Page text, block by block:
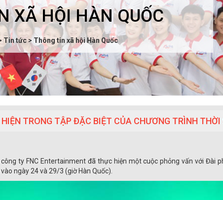
XÃ HỘI HÀN QUỐC
Tin tức > Thông tin xã hội Hàn Quốc
TRONG TẬP ĐẶC BIỆT CỦA CHƯƠNG TRÌNH
ty FNC Entertainment đã thực hiện một cuộc phỏng vấn với Đài
ngày 24 và 29/3 (giờ Hàn Quốc).